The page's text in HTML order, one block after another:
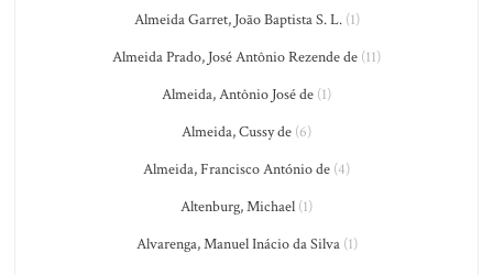
Almeida Garret, João Baptista S. L.(1)
Almeida Prado, José Antônio Rezende de (11)
Almeida, Antônio José de (1)
Almeida, Cussy de (6)
Almeida, Francisco António de (4)
Altenburg, Michael (1)
Alvarenga, Manuel Inácio da Silva(1)